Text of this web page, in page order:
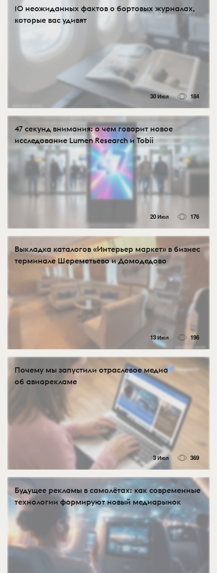
10 неожиданных фактов о бортовых журналах,
которые вас удивят
30 Июл 184
47 секунд внимания: о чем говорит новое
исследование Lumen Research и Tobii
20 Июл 176
Выкладка каталогов «Интерьер маркет» в бизнес
терминале Шереметьево и Домодедово
13 Июл 196
Почему мы запустили отраслевое медиа
об авиарекламе
3 Июл 369
Будущее рекламы в самолётах: как современные
технологии формируют новый медиарынок